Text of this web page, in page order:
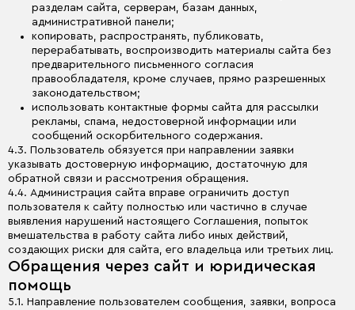
разделам сайта, серверам, базам данных,
административной панели;
копировать, распространять, публиковать,
перерабатывать, воспроизводить материалы сайта без
предварительного письменного согласия
правообладателя, кроме случаев, прямо разрешенных
законодательством;
использовать контактные формы сайта для рассылки
рекламы, спама, недостоверной информации или
сообщений оскорбительного содержания.
4.3. Пользователь обязуется при направлении заявки
указывать достоверную информацию, достаточную для
обратной связи и рассмотрения обращения.
4.4. Администрация сайта вправе ограничить доступ
пользователя к сайту полностью или частично в случае
выявления нарушений настоящего Соглашения, попыток
вмешательства в работу сайта либо иных действий,
создающих риски для сайта, его владельца или третьих лиц.
Обращения через сайт и юридическая
помощь
5.1. Направление пользователем сообщения, заявки, вопроса